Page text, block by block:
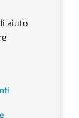
aiuto